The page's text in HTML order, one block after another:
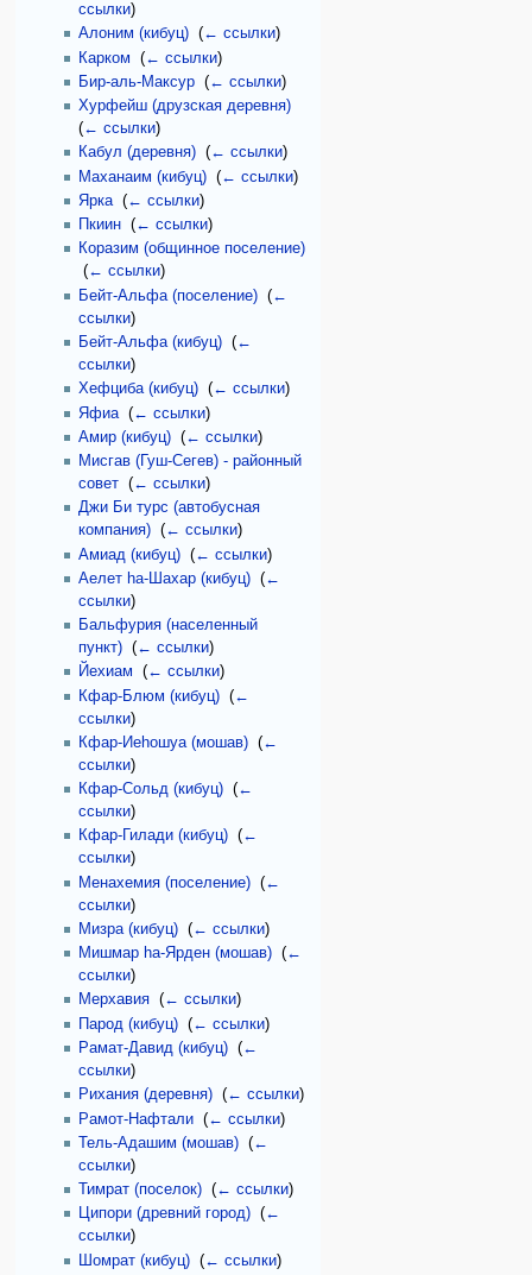
ссылки)
Алоним (кибуц) ‎(← ссылки)
Карком ‎(← ссылки)
Бир-аль-Максур ‎(← ссылки)
Хурфейш (друзская деревня)
(← ссылки)
Кабул (деревня) ‎(← ссылки)
Маханаим (кибуц) ‎(← ссылки)
Ярка‎(← ссылки)
Пкиин ‎(← ссылки)
Коразим (общинное поселение)
‎(← ссылки)
Бейт-Альфа (поселение) ‎(←
ссылки)
Бейт-Альфа (кибуц) ‎(←
ссылки)
Хефциба (кибуц) ‎(← ссылки)
Яфиа ‎(← ссылки)
Амир (кибуц) ‎(← ссылки)
Мисгав (Гуш-Сегев) - районный
совет ‎(← ссылки)
Джи Би турс (автобусная
компания) ‎(← ссылки)
Амиад (кибуц) ‎(← ссылки)
Аелет hа-Шахар (кибуц) ‎(←
ссылки)
Бальфурия (населенный
пункт) ‎(← ссылки)
Йехиам ‎(← ссылки)
Кфар-Блюм (кибуц) ‎(←
ссылки)
Кфар-Иеhошуа (мошав) ‎(←
ссылки)
Кфар-Сольд (кибуц) ‎(←
ссылки)
Кфар-Гилади (кибуц) ‎(←
ссылки)
Менахемия (поселение) ‎(←
ссылки)
Мизра (кибуц) ‎(← ссылки)
Мишмар hа-Ярден (мошав) ‎(←
ссылки)
Мерхавия ‎(← ссылки)
Парод (кибуц) ‎(← ссылки)
Рамат-Давид (кибуц) ‎(←
ссылки)
Рихания (деревня) ‎(← ссылки)
Рамот-Нафтали ‎(← ссылки)
Тель-Адашим (мошав) ‎(←
ссылки)
Тимрат (поселок) ‎(← ссылки)
Ципори (древний город) ‎(←
ссылки)
Шомрат (кибуц) ‎(← ссылки)